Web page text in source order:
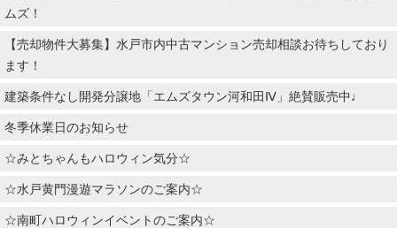
ムズ！
【売却物件大募集】水戸市内中古マンション売却相談お待ちしており
ます！
建築条件なし開発分譲地「エムズタウン河和田Ⅳ」絶賛販売中♩
冬季休業日のお知らせ
☆みとちゃんもハロウィン気分☆
☆水戸黄門漫遊マラソンのご案内☆
☆南町ハロウィンイベントのご案内☆